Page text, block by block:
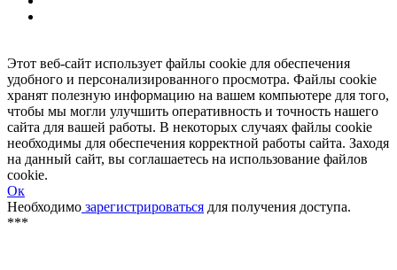
Copyright (c) 2004-2026 Cbonds
Этот веб-сайт использует файлы cookie для обеспечения
удобного и персонализированного просмотра. Файлы cookie
хранят полезную информацию на вашем компьютере для того,
чтобы мы могли улучшить оперативность и точность нашего
сайта для вашей работы. В некоторых случаях файлы cookie
необходимы для обеспечения корректной работы сайта. Заходя
на данный сайт, вы соглашаетесь на использование файлов